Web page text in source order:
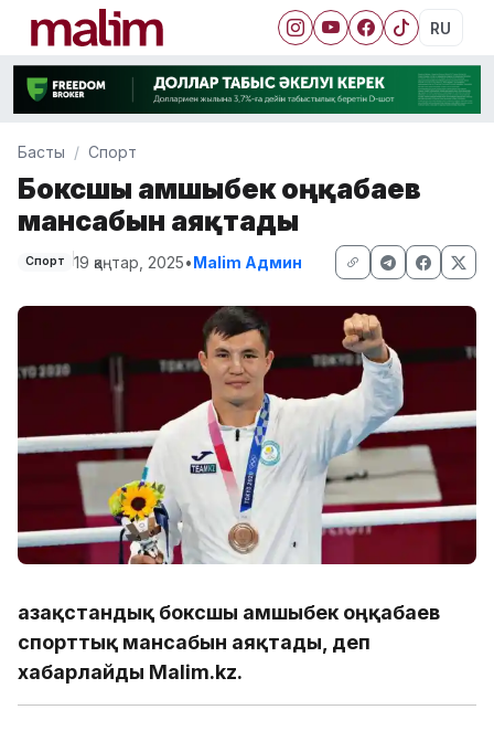
RU
Басты Спорт
Боксшы Қамшыбек Қоңқабаев
мансабын аяқтады
Спорт 19 қаңтар, 2025•Malim Админ
Қазақстандық боксшы Қамшыбек Қоңқабаев
спорттық мансабын аяқтады, деп
хабарлайды Malim.kz.